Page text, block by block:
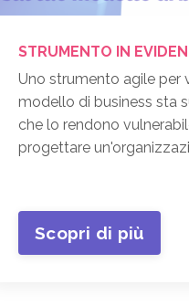
STRUMENTO IN
Uno strumento agile per
modello di business sta
che lo rendono
progettare
Scopri di più